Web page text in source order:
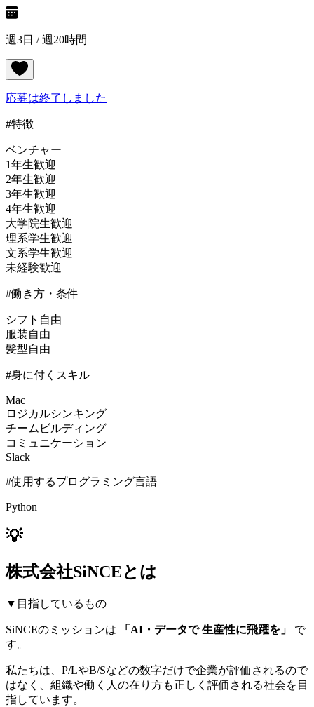
週3日 / 週20時間
応募は終了しました
#特徴
ベンチャー
1年生歓迎
2年生歓迎
3年生歓迎
4年生歓迎
大学院生歓迎
理系学生歓迎
文系学生歓迎
未経験歓迎
#働き方・条件
シフト自由
服装自由
髪型自由
#身に付くスキル
Mac
ロジカルシンキング
チームビルディング
コミュニケーション
Slack
#使用するプログラミング言語
Python
💡
株式会社SiNCEとは
▼目指しているもの
SiNCEのミッションは 「AI・データで 生産性に飛躍を」
で
す。
私たちは、P/LやB/Sなどの数字だけで企業が評価されるので
はなく、組織や働く人の在り方も正しく評価される社会を目
指しています。